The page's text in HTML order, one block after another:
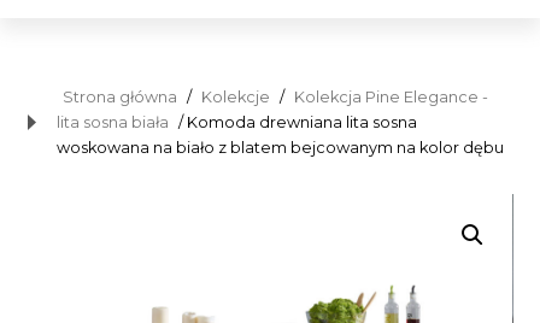
Strona główna / Kolekcje / Kolekcja Pine Elegance -
lita sosna biała / Komoda drewniana lita sosna
woskowana na biało z blatem bejcowanym na kolor dębu